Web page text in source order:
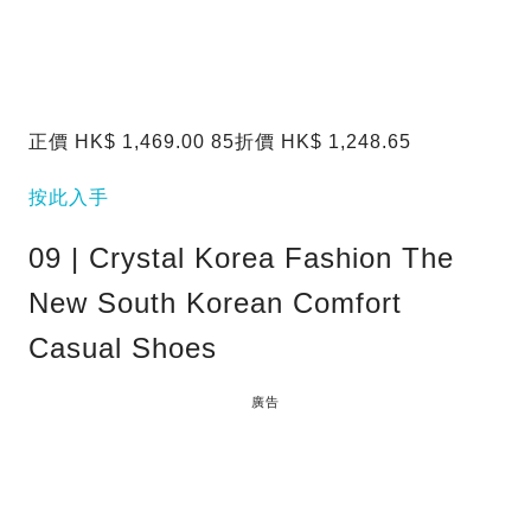
正價 HK$ 1,469.00 85折價 HK$ 1,248.65
按此入手
09 | Crystal Korea Fashion The
New South Korean Comfort
Casual Shoes
廣告